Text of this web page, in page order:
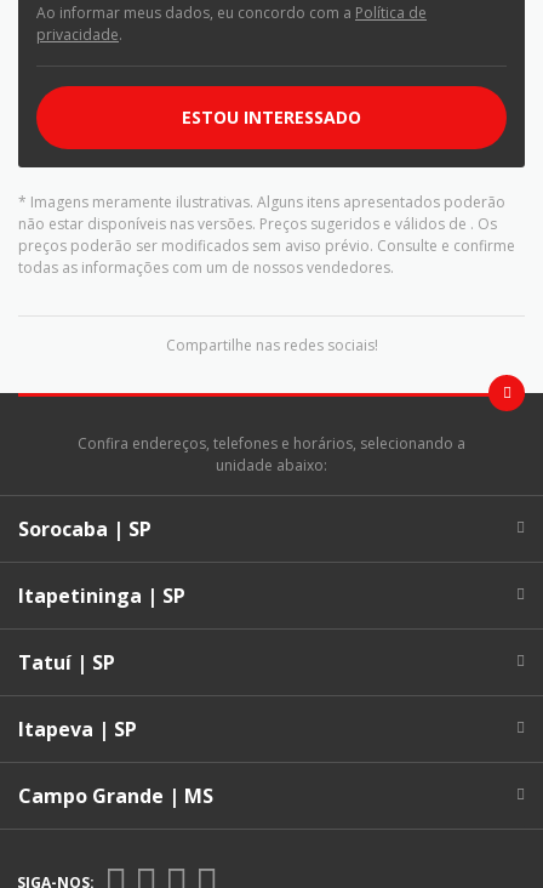
Ao informar meus dados, eu concordo com a Política de
privacidade.
ESTOU INTERESSADO
* Imagens meramente ilustrativas. Alguns itens apresentados poderão
não estar disponíveis nas versões. Preços sugeridos e válidos de . Os
preços poderão ser modificados sem aviso prévio. Consulte e confirme
todas as informações com um de nossos vendedores.
Compartilhe nas redes sociais!
Confira endereços, telefones e horários, selecionando a
unidade abaixo:
Sorocaba | SP
Itapetininga | SP
Tatuí | SP
Itapeva | SP
Campo Grande | MS
SIGA-NOS: